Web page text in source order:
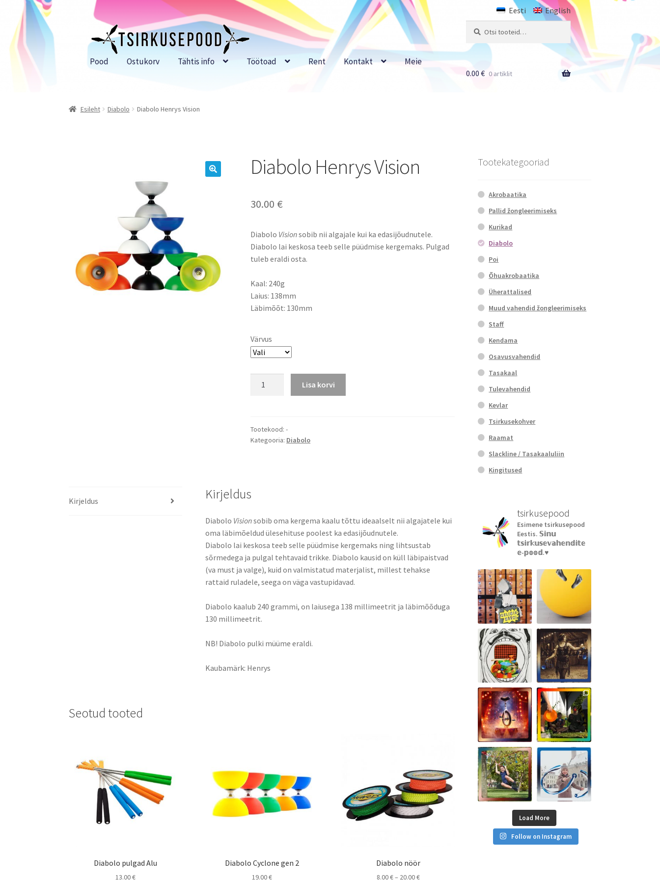
Liigu
navigeerimisele
Liigu
sisu
Eesti English
Pood Ostukorv Tähtis info Töötoad Rent Kontakt Meie
0.00€ 0 artiklit
Esileht Diabolo Diabolo Henrys Vision
Diabolo Henrys Vision
30.00 €
Diabolo Visionsobib nii algajale kui ka edasijõudnutele.
Diabolo lai keskosa teeb selle püüdmise kergemaks. Pulgad
tuleb eraldi osta.
Kaal: 240g
Laius: 138mm
Läbimõõt: 130mm
Värvus
Lisa korvi
Tootekood:-
Kategooria: Diabolo
Kirjeldus Kirjeldus
Diabolo Visionsobib oma kergema kaalu tõttu ideaalselt nii algajatele kui
oma läbimõeldud ülesehituse poolest ka edasijõudnutele.
Diabolo lai keskosa teeb selle püüdmise kergemaks ning lihtsustab
sõrmedega ja pulgal tehtavaid trikke. Diabolo kausid on küll läbipaistvad
(va must ja valge), kuid on valmistatud materjalist, millest tehakse
rattaid ruladele, seega on väga vastupidavad.
Diabolo kaalub 240 grammi, on laiusega 138 millimeetrit ja läbimõõduga
130 millimeetrit.
NB! Diabolo pulki müüme eraldi.
Kaubamärk: Henrys
Seotud tooted
Diabolo pulgad Alu
13.00€
Diabolo Cyclone gen 2
19.00€
Diabolo nöör
8.00€– 20.00€Price
Tootekategooriad
Akrobaatika
Pallid žongleerimiseks
Kurikad
Diabolo
Poi
Õhuakrobaatika
Üherattalised
Muud vahendid žongleerimiseks
Staff
Kendama
Osavusvahendid
Tasakaal
Tulevahendid
Kevlar
Tsirkusekohver
Raamat
Slackline / Tasakaaluliin
Kingitused
tsirkusepood
Esimene tsirkusepood
Eestis. 𝕊𝕚𝕟𝕦
𝕥𝕤𝕚𝕣𝕜𝕦𝕤𝕖𝕧𝕒𝕙𝕖𝕟𝕕𝕚𝕥𝕖
𝕖-𝕡𝕠𝕠𝕕.♥︎
Load More
Follow on Instagram